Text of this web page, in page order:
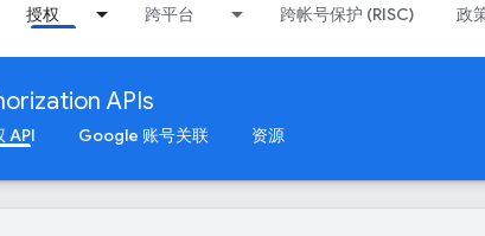
授权 跨平台 跨帐号保护 (RISC) 政
APIs
API Google 账号关联 资源